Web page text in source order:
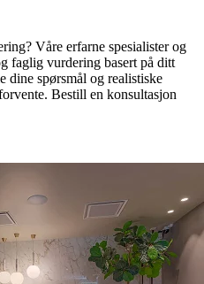
Våre erfarne spesialister og
faglig vurdering basert på ditt
dine spørsmål og realistiske
Bestill en konsultasjon